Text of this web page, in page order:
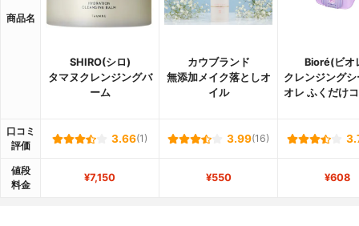
商品名
SHIRO(シロ)
タマヌクレンジングバ
ーム
カウブランド
無添加メイク落としオ
イル
Bioré(ビオ
クレンジングシ
オレ ふくだけ
口コミ
評価
3.66(1) 3.99(16)
値段
料金
¥7,150 ¥550 ¥608